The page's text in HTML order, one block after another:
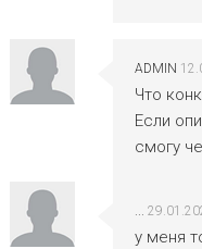
ADMIN
Что
Если
смогу
...
у меня